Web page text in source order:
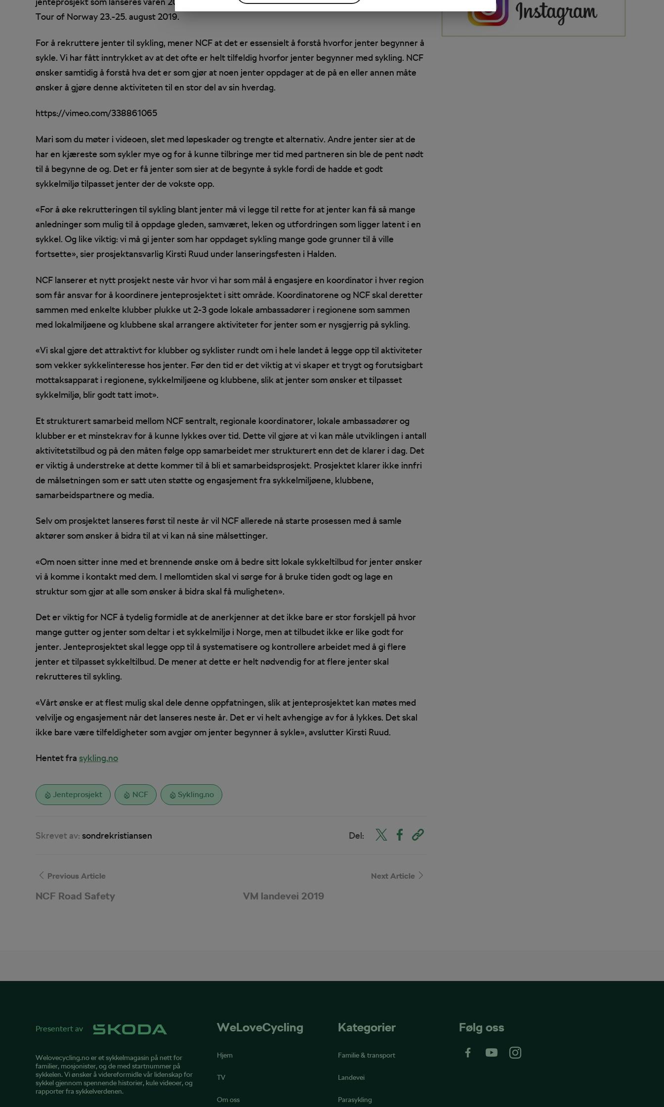
Tour of Norway 23.-25. august 2019.
For å rekruttere jenter til sykling, mener NCF at det er essensielt å forstå hvorfor jenter begynner å
sykle. Vi har fått inntrykket av at det ofte er helt tilfeldig hvorfor jenter begynner med sykling. NCF
ønsker samtidig å forstå hva det er som gjør at noen jenter oppdager at de på en eller annen måte
ønsker å gjøre denne aktiviteten til en stor del av sin hverdag.
https://vimeo.com/338861065
Mari som du møter i videoen, slet med løpeskader og trengte et alternativ. Andre jenter sier at de
har en kjæreste som sykler mye og for å kunne tilbringe mer tid med partneren sin ble de pent nødt
til å begynne de og. Det er få jenter som sier at de begynte å sykle fordi de hadde et godt
sykkelmiljø tilpasset jenter der de vokste opp.
«For å øke rekrutteringen til sykling blant jenter må vi legge til rette for at jenter kan få så mange
anledninger som mulig til å oppdage gleden, samværet, leken og utfordringen som ligger latent i en
sykkel. Og like viktig: vi må gi jenter som har oppdaget sykling mange gode grunner til å ville
fortsette», sier prosjektansvarlig Kirsti Ruud under lanseringsfesten i Halden.
NCF lanserer et nytt prosjekt neste vår hvor vi har som mål å engasjere en koordinator i hver region
som får ansvar for å koordinere jenteprosjektet i sitt område. Koordinatorene og NCF skal deretter
sammen med enkelte klubber plukke ut 2-3 gode lokale ambassadører i regionene som sammen
med lokalmiljøene og klubbene skal arrangere aktiviteter for jenter som er nysgjerrig på sykling.
«Vi skal gjøre det attraktivt for klubber og syklister rundt om i hele landet å legge opp til aktiviteter
som vekker sykkelinteresse hos jenter. Før den tid er det viktig at vi skaper et trygt og forutsigbart
mottaksapparat i regionene, sykkelmiljøene og klubbene, slik at jenter som ønsker et tilpasset
sykkelmiljø, blir godt tatt imot».
Et strukturert samarbeid mellom NCF sentralt, regionale koordinatorer, lokale ambassadører og
klubber er et minstekrav for å kunne lykkes over tid. Dette vil gjøre at vi kan måle utviklingen i antall
aktivitetstilbud og på den måten følge opp samarbeidet mer strukturert enn det de klarer i dag. Det
er viktig å understreke at dette kommer til å bli et samarbeidsprosjekt. Prosjektet klarer ikke innfri
de målsetningen som er satt uten støtte og engasjement fra sykkelmiljøene, klubbene,
samarbeidspartnere og media.
Selv om prosjektet lanseres først til neste år vil NCF allerede nå starte prosessen med å samle
aktører som ønsker å bidra til at vi kan nå sine målsettinger.
«Om noen sitter inne med et brennende ønske om å bedre sitt lokale sykkeltilbud for jenter ønsker
vi å komme i kontakt med dem. I mellomtiden skal vi sørge for å bruke tiden godt og lage en
struktur som gjør at alle som ønsker å bidra skal få muligheten».
Det er viktig for NCF å tydelig formidle at de anerkjenner at det ikke bare er stor forskjell på hvor
mange gutter og jenter som deltar i et sykkelmiljø i Norge, men at tilbudet ikke er like godt for
jenter. Jenteprosjektet skal legge opp til å systematisere og kontrollere arbeidet med å gi flere
jenter et tilpasset sykkeltilbud. De mener at dette er helt nødvendig for at flere jenter skal
rekrutteres til sykling.
«Vårt ønske er at flest mulig skal dele denne oppfatningen, slik at jenteprosjektet kan møtes med
velvilje og engasjement når det lanseres neste år. Det er vi helt avhengige av for å lykkes. Det skal
ikke bare være tilfeldigheter som avgjør om jenter begynner å sykle», avslutter Kirsti Ruud.
Hentet fra sykling.no
Jenteprosjekt NCF Sykling.no
Skrevet av: sondrekristiansen Del:
Previous Article
NCF Road Safety
Next Article
VM landevei 2019
Presentert av
Welovecycling.no er et sykkelmagasin på nett for
familier, mosjonister, og de med startnummer på
sykkelen. Vi ønsker å videreformidle vår lidenskap for
sykkel gjennom spennende historier, kule videoer, og
rapporter fra sykkelverdenen.
WeLoveCycling
Hjem
TV
Om oss
Kategorier
Familie & transport
Landevei
Parasykling
Følg oss